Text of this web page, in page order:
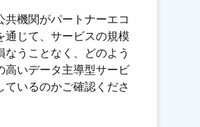
共機関がパートナーエコ
通じて、サービスの規模
なうことなく、どのよう
高いデータ主導型サービ
ているのかご確認くださ